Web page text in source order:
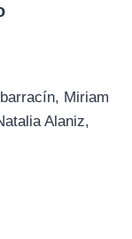
Miriam
Alaniz,